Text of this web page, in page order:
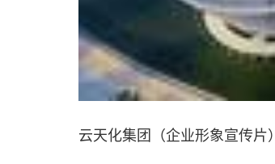
云天化集团（企业形象宣传片）